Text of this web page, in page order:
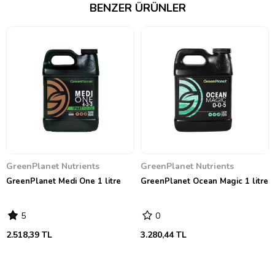
BENZER ÜRÜNLER
GreenPlanet Nutrients
GreenPlanet Medi One 1 litre
5
2.518,39 TL
GreenPlanet Nutrients
GreenPlanet Ocean Magic 1 litre
0
3.280,44 TL